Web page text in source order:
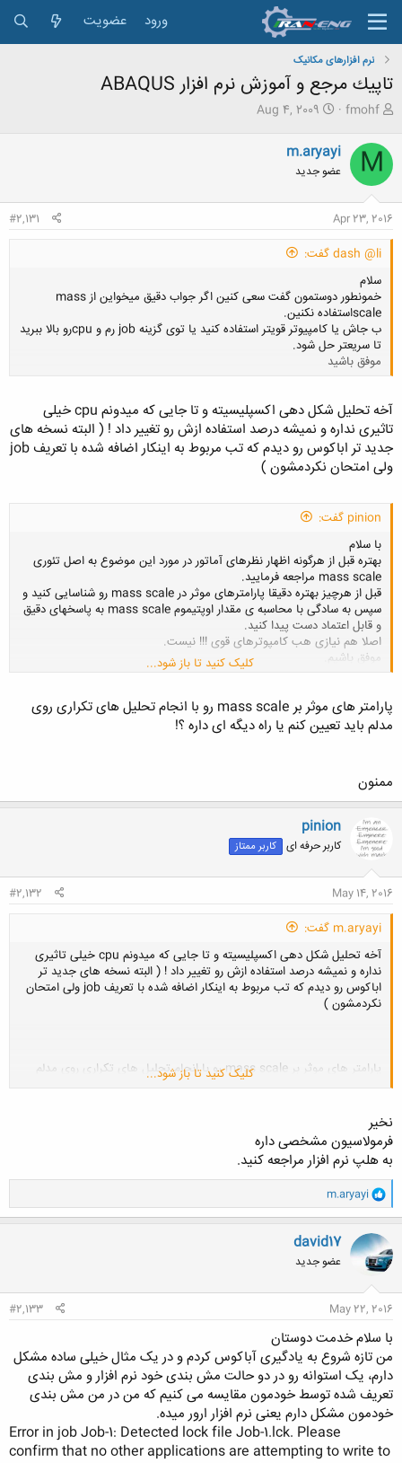
ورود عضویت
نرم افزارهای مکانیک
تاپيك مرجع و آموزش نرم افزار ABAQUS
ش
و
ع
ک
ن
ن
د
م
ض
و
ع
fmohf
ت
ی
خ
ر
Aug 4, 2009
M
m.aryayi
عضو جدید
Apr 23, 2016
#2,131
dash @li گفت:
سلام
خمونطور دوستمون گفت سعی کنین اگر جواب دقیق میخواین از mass
scaleاستفاده نکنین.
ب جاش یا کامپیوتر قویتر استفاده کنید یا توی گزینه job رم و cpuرو بالا ببرید
تا سریعتر حل شود.
موفق باشید
کلیک کنید تا باز شود...
آخه تحلیل شکل دهی اکسپلیسیته و تا جایی که میدونم cpu خیلی
تاثیری نداره و نمیشه درصد استفاده ازش رو تغییر داد ! ( البته نسخه های
جدید تر اباکوس رو دیدم که تب مربوط به اینکار اضافه شده با تعریف job
ولی امتحان نکردمشون )
pinion گفت:
با سلام
بهتره قبل از هرگونه اظهار نظرهای آماتور در مورد این موضوع به اصل تئوری
mass scale مراجعه فرمایید.
قبل از هرچیز بهتره دقیقا پارامترهای موثر در mass scale رو شناسایی کنید و
سپس به سادگی با محاسبه ی مقدار اوپتیموم mass scale به پاسخهای دقیق
و قابل اعتماد دست پیدا کنید.
اصلا هم نیازی هب کامپوترهای قوی !!! نیست.
موفق باشیم.
کلیک کنید تا باز شود...
پارامتر های موثر بر mass scale رو با انجام تحلیل های تکراری روی
مدلم باید تعیین کنم یا راه دیگه ای داره ؟!
ممنون
pinion
کاربر حرفه ای کاربر ممتاز
May 14, 2016
#2,132
m.aryayi گفت:
آخه تحلیل شکل دهی اکسپلیسیته و تا جایی که میدونم cpu خیلی تاثیری
نداره و نمیشه درصد استفاده ازش رو تغییر داد ! ( البته نسخه های جدید تر
اباکوس رو دیدم که تب مربوط به اینکار اضافه شده با تعریف job ولی امتحان
نکردمشون )
پارامتر های موثر بر mass scale رو با انجام تحلیل های تکراری روی مدلم
باید تعیین کنم یا راه دیگه ای داره ؟!
ممنون
کلیک کنید تا باز شود...
نخیر
فرمولاسیون مشخصی داره
به هلپ نرم افزار مراجعه کنید.
و
ا
ک
ن
ش
ه
m.aryayi
david17
عضو جدید
May 22, 2016
#2,133
با سلام خدمت دوستان
من تازه شروع به یادگیری آباکوس کردم و در یک مثال خیلی ساده مشکل
دارم، یک استوانه رو در دو حالت مش بندی خود نرم افزار و مش بندی
تعریف شده توسط خودمون مقایسه می کنیم که من در من مش بندی
خودمون مشکل دارم یعنی نرم افزار ارور میده.
Error in job Job-1: Detected lock file Job-1.lck. Please
confirm that no other applications are attempting to write to